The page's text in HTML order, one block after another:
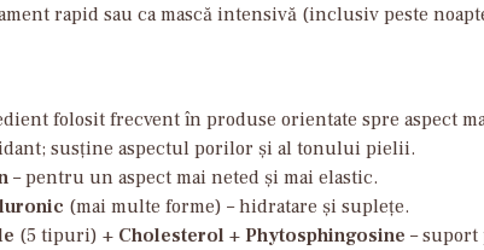
rapid sau ca mască intensivă (inclusiv peste
folosit frecvent în produse orientate spre aspect
susține aspectul porilor și al tonului pielii.
– pentru un aspect mai neted și mai elastic.
(mai multe forme) – hidratare și suplețe.
(5 tipuri) + Cholesterol + Phytosphingosine –